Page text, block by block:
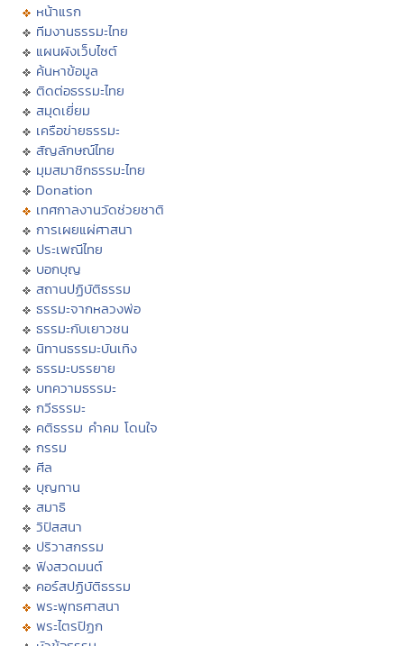
หน้าแรก
ทีมงานธรรมะไทย
แผนผังเว็บไซต์
ค้นหาข้อมูล
ติดต่อธรรมะไทย
สมุดเยี่ยม
เครือข่ายธรรมะ
สัญลักษณ์ไทย
มุมสมาชิกธรรมะไทย
Donation
เทศกาลงานวัดช่วยชาติ
การเผยแผ่ศาสนา
ประเพณีไทย
บอกบุญ
สถานปฏิบัติธรรม
ธรรมะจากหลวงพ่อ
ธรรมะกับเยาวชน
นิทานธรรมะบันเทิง
ธรรมะบรรยาย
บทความธรรมะ
กวีธรรมะ
คติธรรม คำคม โดนใจ
กรรม
ศีล
บุญทาน
สมาธิ
วิปัสสนา
ปริวาสกรรม
ฟังสวดมนต์
คอร์สปฏิบัติธรรม
พระพุทธศาสนา
พระไตรปิฏก